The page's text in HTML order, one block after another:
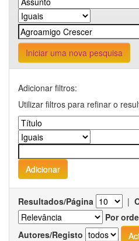
Iniciar uma nova pesquisa
Adicionar filtros:
Utilizar filtros para refinar o
Resultados/Página |
Por
Autores/Registo